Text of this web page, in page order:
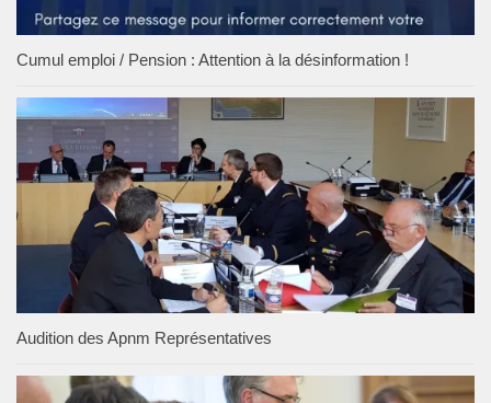
Cumul emploi / Pension : Attention à la désinformation !
Audition des Apnm Représentatives